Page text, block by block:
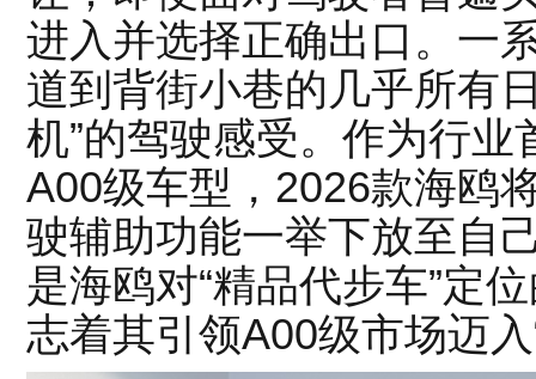
进入并选择正确出口。一
道到背街小巷的几乎所有
机”的驾驶感受。作为行
A00级车型，2026款海鸥
驶辅助功能一举下放至自
是海鸥对“精品代步车”定
志着其引领A00级市场迈